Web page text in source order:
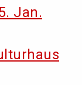
Jan.